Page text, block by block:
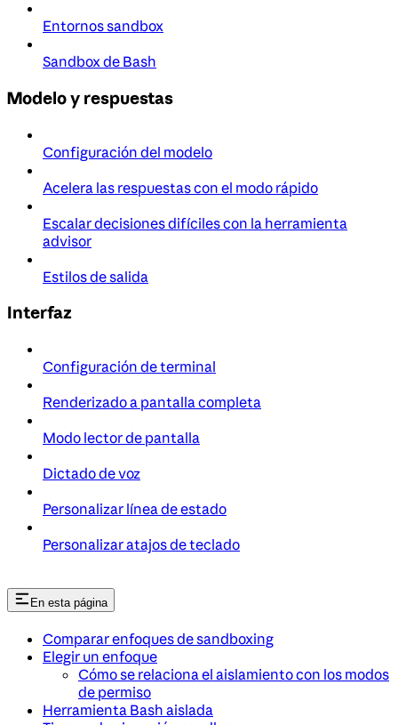
Entornos sandbox
Sandbox de Bash
Modelo y respuestas
Configuración del modelo
Acelera las respuestas con el modo rápido
Escalar decisiones difíciles con la herramienta
advisor
Estilos de salida
Interfaz
Configuración de terminal
Renderizado a pantalla completa
Modo lector de pantalla
Dictado de voz
Personalizar línea de estado
Personalizar atajos de teclado
En esta página
Comparar enfoques de sandboxing
Elegir un enfoque
Cómo se relaciona el aislamiento con los modos
de permiso
Herramienta Bash aislada